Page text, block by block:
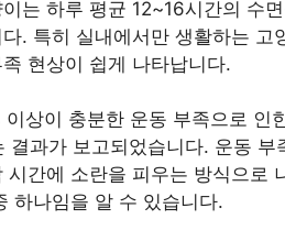
는 하루 평균 12~16시간의 수
. 특히 실내에서만 생활하는 고
현상이 쉽게 나타납니다.
상이 충분한 운동 부족으로 인
과가 보고되었습니다. 운동 부
간에 소란을 피우는 방식으로
하나임을 알 수 있습니다.